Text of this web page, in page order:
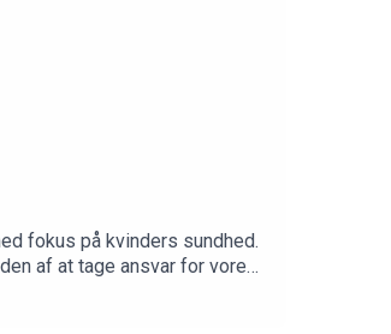
fokus på kvinders sundhed.
af at tage ansvar for vores
menopause og
så de yngre generationer kan